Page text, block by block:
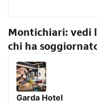
d'arte: Verona,
Mantova, Cremona,
ma pure Bergamo,
contare i centri minori
abitanti ma certo non
per interesse storico-
culturale
Montichiari: vedi
chi ha
Garda Hotel